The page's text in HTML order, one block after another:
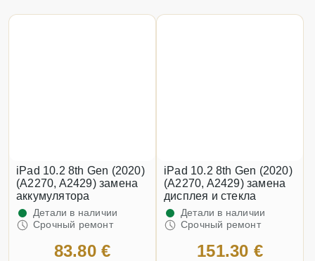
iPad 10.2 8th Gen (2020)
(A2270, A2429) замена
аккумулятора
Детали в наличии
Срочный ремонт
83.80 €
iPad 10.2 8th Gen (2020)
(A2270, A2429) замена
дисплея и стекла
Детали в наличии
Срочный ремонт
151.30 €